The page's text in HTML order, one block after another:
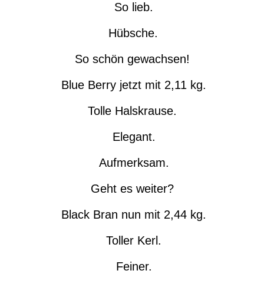
So lieb.
Hübsche.
So schön gewachsen!
Blue Berry jetzt mit 2,11 kg.
Tolle Halskrause.
Elegant.
Aufmerksam.
Geht es weiter?
Black Bran nun mit 2,44 kg.
Toller Kerl.
Feiner.